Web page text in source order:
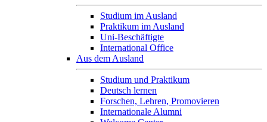
Studium im Ausland
Praktikum im Ausland
Uni-Beschäftigte
International Office
Aus dem Ausland
Studium und Praktikum
Deutsch lernen
Forschen, Lehren, Promovieren
Internationale Alumni